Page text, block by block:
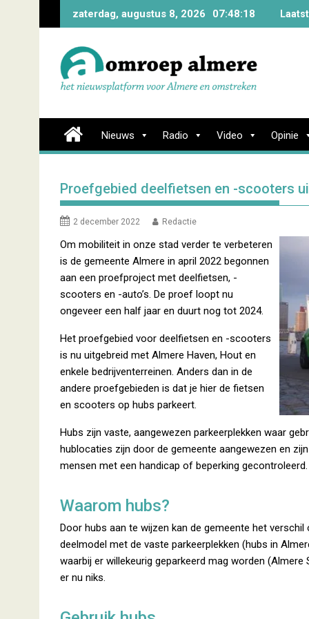
zaterdag, augustus 8, 2026 07:48:19
Nieuws Radio Video Opinie
Proefgebied deelfietsen en -scooters
2 december 2022 Redactie
Om mobiliteit in onze stad verder te verbeteren
is de gemeente Almere in april 2022 begonnen
aan een proefproject met deelfietsen, -
scooters en -auto’s. De proef loopt nu
ongeveer een half jaar en duurt nog tot 2024.
Het proefgebied voor deelfietsen en -scooters
is nu uitgebreid met Almere Haven, Hout en
enkele bedrijventerreinen. Anders dan in de
andere proefgebieden is dat je hier de fietsen
en scooters op hubs parkeert.
Hubs zijn vaste, aangewezen parkeerplekken waar
hublocaties zijn door de gemeente aangewezen en
mensen met een handicap of beperking gecontroleerd.
Waarom hubs?
Door hubs aan te wijzen kan de gemeente het
deelmodel met de vaste parkeerplekken (hubs in
waarbij er willekeurig geparkeerd mag worden
er nu niks.